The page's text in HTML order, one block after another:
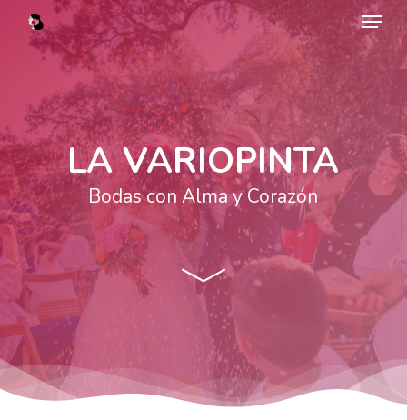
content
Menu
LA VARIOPINTA
Bodas con Alma y Corazón